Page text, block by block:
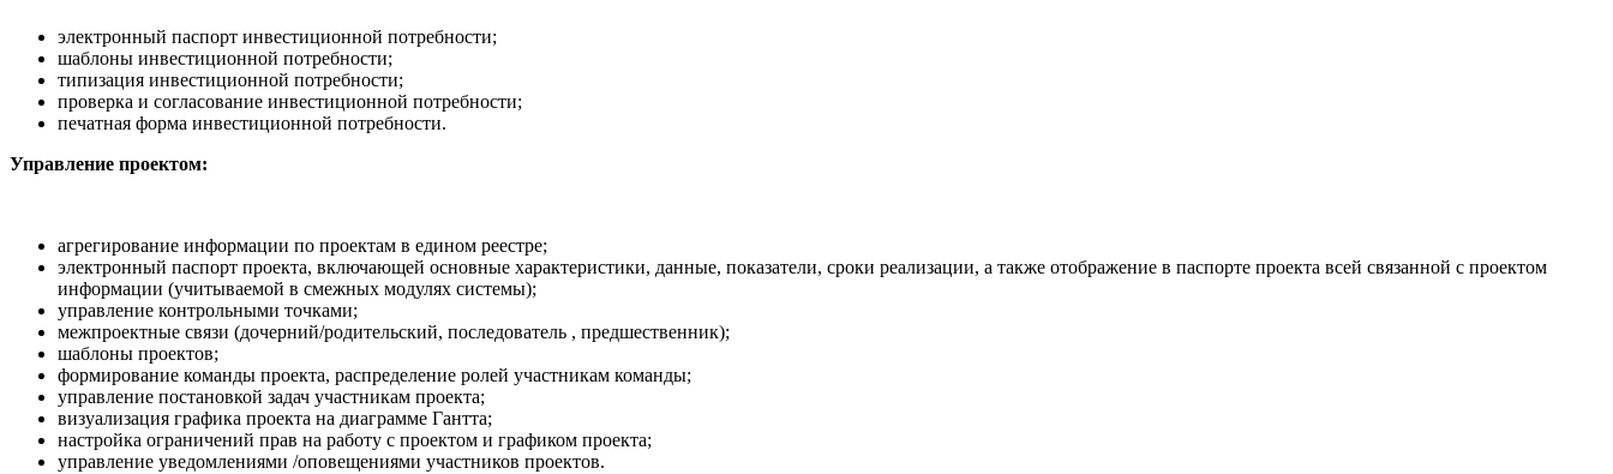
электронный паспорт инвестиционной потребности;
шаблоны инвестиционной потребности;
типизация инвестиционной потребности;
проверка и согласование инвестиционной потребности;
печатная форма инвестиционной потребности.
Управление проектом:
агрегирование информации по проектам в едином реестре;
электронный паспорт проекта, включающей основные характеристики, данные, показатели, сроки реализации, а также отображение в паспорте проекта всей связанной с проектом
информации (учитываемой в смежных модулях системы);
управление контрольными точками;
межпроектные связи (дочерний/родительский, последователь , предшественник);
шаблоны проектов;
формирование команды проекта, распределение ролей участникам команды;
управление постановкой задач участникам проекта;
визуализация графика проекта на диаграмме Гантта;
настройка ограничений прав на работу с проектом и графиком проекта;
управление уведомлениями /оповещениями участников проектов.